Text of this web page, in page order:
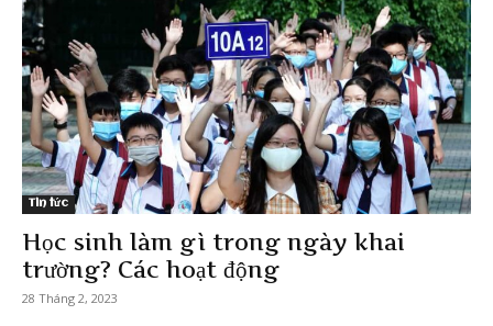
Tin tức
Học sinh làm gì trong ngày khai
trường? Các hoạt động
28 Tháng 2, 2023